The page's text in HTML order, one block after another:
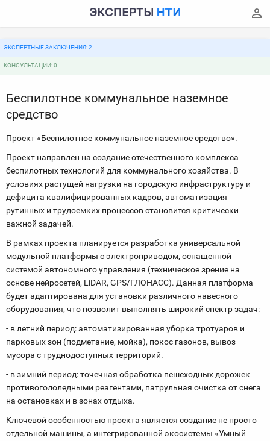
ЭКСПЕРТНЫЕ ЗАКЛЮЧЕНИЯ: 2
КОНСУЛЬТАЦИИ: 0
Беспилотное коммунальное наземное
средство
Проект «Беспилотное коммунальное наземное средство».
Проект направлен на создание отечественного комплекса
беспилотных технологий для коммунального хозяйства. В
условиях растущей нагрузки на городскую инфраструктуру и
дефицита квалифицированных кадров, автоматизация
рутинных и трудоемких процессов становится критически
важной задачей.
В рамках проекта планируется разработка универсальной
модульной платформы с электроприводом, оснащенной
системой автономного управления (техническое зрение на
основе нейросетей, LiDAR, GPS/ГЛОНАСС). Данная платформа
будет адаптирована для установки различного навесного
оборудования, что позволит выполнять широкий спектр задач:
- в летний период: автоматизированная уборка тротуаров и
парковых зон (подметание, мойка), покос газонов, вывоз
мусора с труднодоступных территорий.
- в зимний период: точечная обработка пешеходных дорожек
противогололедными реагентами, патрульная очистка от снега
на остановках и в зонах отдыха.
Ключевой особенностью проекта является создание не просто
отдельной машины, а интегрированной экосистемы «Умный